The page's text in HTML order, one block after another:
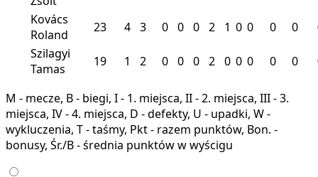
Kovács
Roland
23 4 3 0 0 0 2 1 0 0 0 0
Szilagyi
Tamas
19 1 2 0 0 0 2 0 0 0 0 0
M - mecze, B - biegi, I - 1. miejsca, II - 2. miejsca, III - 3.
miejsca, IV - 4. miejsca, D - defekty, U - upadki, W -
wykluczenia, T - taśmy, Pkt - razem punktów, Bon. -
bonusy, Śr./B - średnia punktów w wyścigu